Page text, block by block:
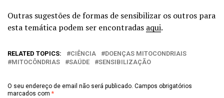
Outras sugestões de formas de sensibilizar os outros para
esta temática podem ser encontradas aqui.
RELATED TOPICS: CIÊNCIA
DOENÇAS MITOCONDRIAIS
MITOCÔNDRIAS
SAÚDE SENSIBILIZAÇÃO
O seu endereço de email não será publicado. Campos obrigatórios
marcados com *